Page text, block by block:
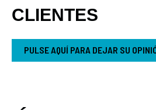
CLIENTES
PULSE AQUÍ PARA DEJAR SU